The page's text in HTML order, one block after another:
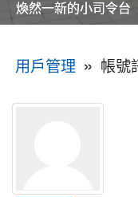
美麗的操場是我們活
美麗的操場是我們活
煥然一新的小司令台
煥然一新的小司令台
富含桃園埤塘田園風
富含桃園埤塘田園風
嶄新的中庭廣場
嶄新的中庭廣場
水生池生生不息
水生池生生不息
用戶管理 » 帳號